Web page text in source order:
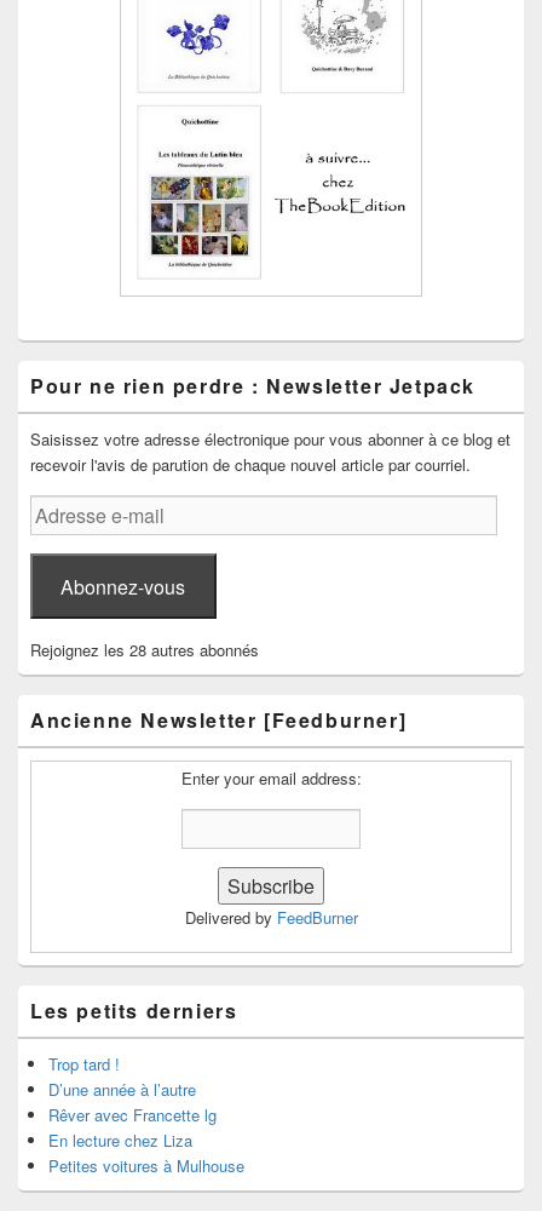
Pour ne rien perdre : Newsletter Jetpack
Saisissez votre adresse électronique pour vous abonner à ce blog et
recevoir l'avis de parution de chaque nouvel article par courriel.
Adresse
e-
mail
Abonnez-vous
Rejoignez les 28 autres abonnés
Ancienne Newsletter [Feedburner]
Enter your email address:
Delivered by FeedBurner
Les petits derniers
Trop tard !
D’une année à l’autre
Rêver avec Francette lg
En lecture chez Liza
Petites voitures à Mulhouse